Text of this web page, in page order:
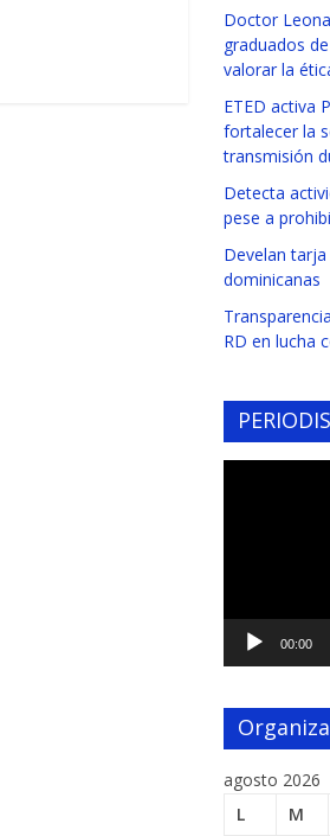
Doctor
graduados
valorar la
ETED activa
fortalecer la
transmisión
Detecta
pese a
Develan
dominicanas
RD en lucha
00:00
agosto 2026
L
M